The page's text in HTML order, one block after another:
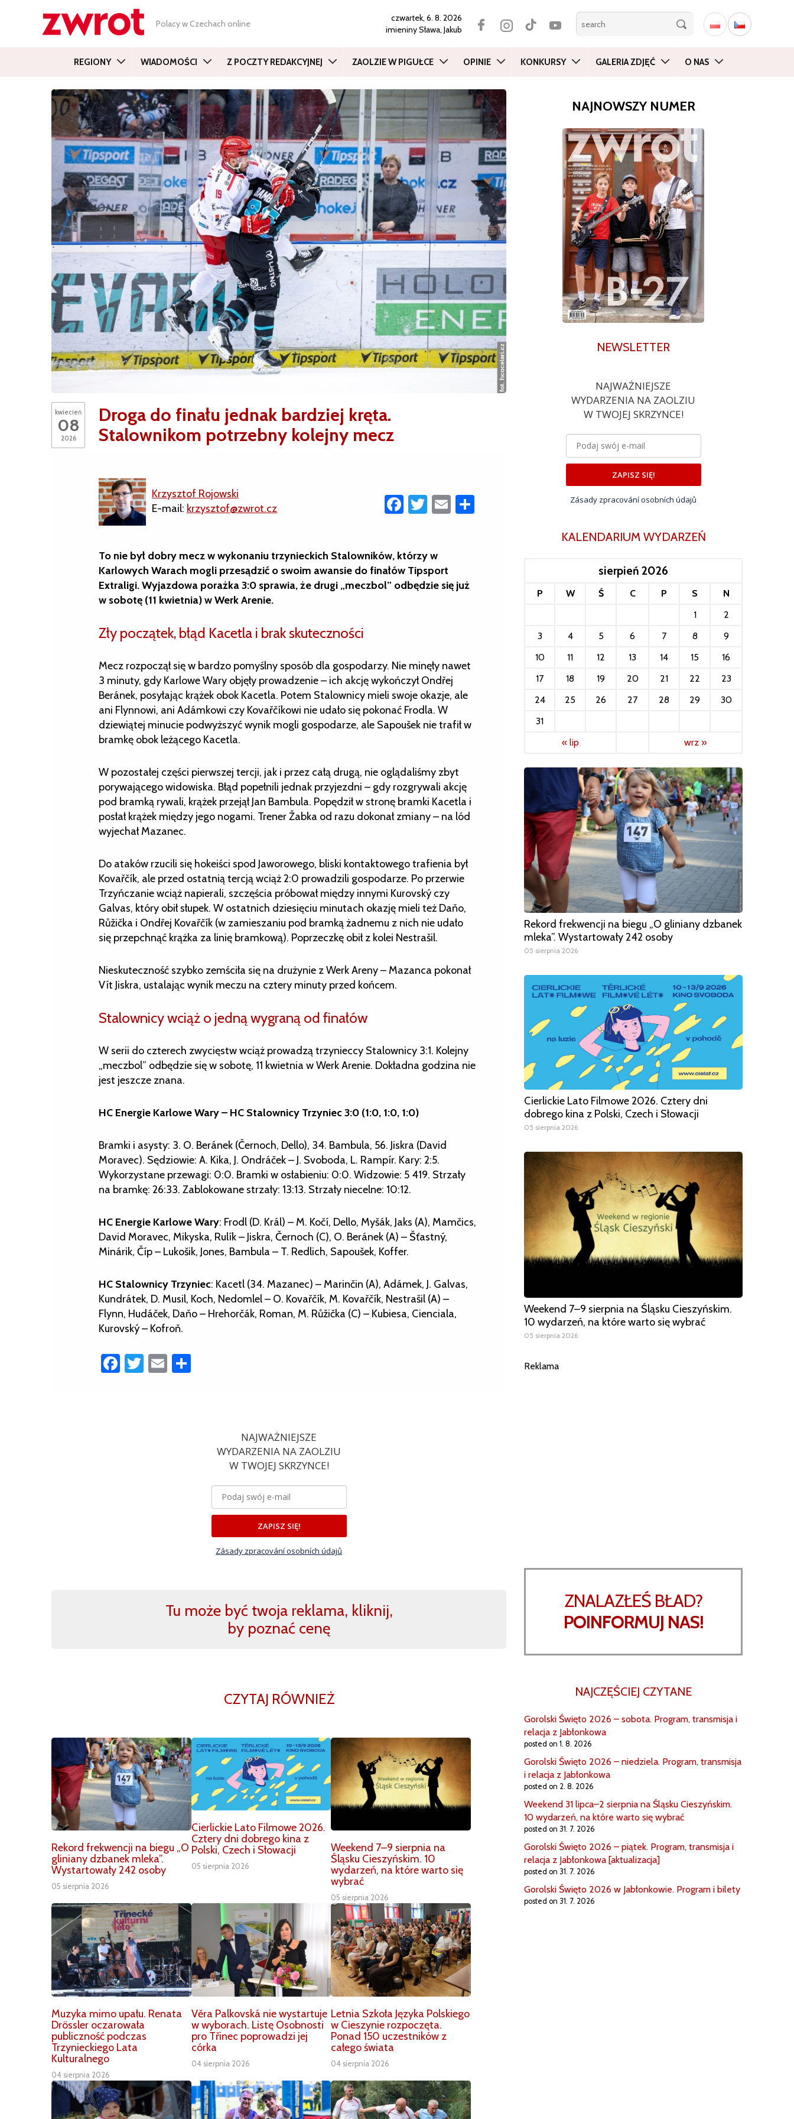
Polacy w Czechach online
czwartek, 6. 8. 2026
imieninySława, Jakub
REGIONY WIADOMOŚCI Z POCZTY REDAKCYJNEJ ZAOLZIE W PIGUŁCE OPINIE KONKURSY GALERIA ZDJĘĆ O NAS
kwiecień
08
2026
Droga do finału jednak bardziej kręta.
Stalownikom potrzebny kolejny mecz
Krzysztof Rojowski
E-mail: krzysztof@zwrot.cz Facebook
Twitter
Email
To nie był dobry mecz w wykonaniu trzynieckich Stalowników, którzy w
Karlowych Warach mogli przesądzić o swoim awansie do finałów Tipsport
Extraligi. Wyjazdowa porażka 3:0 sprawia, że drugi „meczbol” odbędzie się już
w sobotę (11 kwietnia) w Werk Arenie.
Zły początek, błąd Kacetla i brak skuteczności
Mecz rozpoczął się w bardzo pomyślny sposób dla gospodarzy. Nie minęły nawet
3 minuty, gdy Karlowe Wary objęły prowadzenie – ich akcję wykończył Ondřej
Beránek, posyłając krążek obok Kacetla. Potem Stalownicy mieli swoje okazje, ale
ani Flynnowi, ani Adámkowi czy Kovařčíkowi nie udało się pokonać Frodla. W
dziewiątej minucie podwyższyć wynik mogli gospodarze, ale Sapoušek nie trafił w
bramkę obok leżącego Kacetla.
W pozostałej części pierwszej tercji, jak i przez całą drugą, nie oglądaliśmy zbyt
porywającego widowiska. Błąd popełnili jednak przyjezdni – gdy rozgrywali akcję
pod bramką rywali, krążek przejął Jan Bambula. Popędził w stronę bramki Kacetla i
posłał krążek między jego nogami. Trener Žabka od razu dokonał zmiany – na lód
wyjechał Mazanec.
Do ataków rzucili się hokeiści spod Jaworowego, bliski kontaktowego trafienia był
Kovařčík, ale przed ostatnią tercją wciąż 2:0 prowadzili gospodarze. Po przerwie
Trzyńczanie wciąż napierali, szczęścia próbował między innymi Kurovský czy
Galvas, który obił słupek. W ostatnich dziesięciu minutach okazję mieli też Daňo,
Růžička i Ondřej Kovařčík (w zamieszaniu pod bramką żadnemu z nich nie udało
się przepchnąć krążka za linię bramkową). Poprzeczkę obił z kolei Nestrašil.
Nieskuteczność szybko zemściła się na drużynie z Werk Areny – Mazanca pokonał
Vít Jiskra, ustalając wynik meczu na cztery minuty przed końcem.
Stalownicy wciąż o jedną wygraną od finałów
W serii do czterech zwycięstw wciąż prowadzą trzynieccy Stalownicy 3:1. Kolejny
„meczbol” odbędzie się w sobotę, 11 kwietnia w Werk Arenie. Dokładna godzina nie
jest jeszcze znana.
HC Energie Karlowe Wary – HC Stalownicy Trzyniec 3:0 (1:0, 1:0, 1:0)
Bramki i asysty: 3. O. Beránek (Černoch, Dello), 34. Bambula, 56. Jiskra (David
Moravec). Sędziowie: A. Kika, J. Ondráček – J. Svoboda, L. Rampír. Kary: 2:5.
Wykorzystane przewagi: 0:0. Bramki w osłabieniu: 0:0. Widzowie: 5 419. Strzały
na bramkę: 26:33. Zablokowane strzały: 13:13. Strzały niecelne: 10:12.
HC Energie Karlowe Wary: Frodl (D. Král) – M. Kočí, Dello, Myšák, Jaks (A), Mamčics,
David Moravec, Mikyska, Rulík – Jiskra, Černoch (C), O. Beránek (A) – Šťastný,
Minárik, Číp – Lukošik, Jones, Bambula – T. Redlich, Sapoušek, Koffer.
HC Stalownicy Trzyniec: Kacetl (34. Mazanec) – Marinčin (A), Adámek, J. Galvas,
Kundrátek, D. Musil, Koch, Nedomlel – O. Kovařčík, M. Kovařčík, Nestrašil (A) –
Flynn, Hudáček, Daňo – Hrehorčák, Roman, M. Růžička (C) – Kubiesa, Cienciala,
Kurovský – Kofroň.
Facebook
Twitter
Email
NAJWAŻNIEJSZE
WYDARZENIA NA ZAOLZIU
W TWOJEJ SKRZYNCE!
ZAPISZ SIĘ!
Zásady zpracování osobních údajů
Tu może być twoja reklama, kliknij,
by poznać cenę
CZYTAJ RÓWNIEŻ
Rekord frekwencji na biegu „O
gliniany dzbanek mleka”.
Wystartowały 242 osoby
05 sierpnia 2026
Cierlickie Lato Filmowe 2026.
Cztery dni dobrego kina z
Polski, Czech i Słowacji
05 sierpnia 2026
Weekend 7–9 sierpnia na
Śląsku Cieszyńskim. 10
wydarzeń, na które warto się
wybrać
05 sierpnia 2026
Muzyka mimo upału. Renata
Drössler oczarowała
publiczność podczas
Trzynieckiego Lata
Kulturalnego
04 sierpnia 2026
Věra Palkovská nie wystartuje
w wyborach. Listę Osobnosti
pro Třinec poprowadzi jej
córka
04 sierpnia 2026
Letnia Szkoła Języka Polskiego
w Cieszynie rozpoczęta.
Ponad 150 uczestników z
całego świata
04 sierpnia 2026
NAJNOWSZY NUMER
NEWSLETTER
NAJWAŻNIEJSZE
WYDARZENIA NA ZAOLZIU
W TWOJEJ SKRZYNCE!
ZAPISZ SIĘ!
Zásady zpracování osobních údajů
KALENDARIUM WYDARZEŃ
sierpień 2026
P W Ś C P S
N
1
2
3
4 5 6 7 8
9
10
11 12 13 14 15
16
17
18 19 20 21 22
23
24
25 26 27 28 29
30
31
« lip
wrz »
Rekord frekwencji na biegu „O gliniany dzbanek
mleka”. Wystartowały 242 osoby
05 sierpnia 2026
Cierlickie Lato Filmowe 2026. Cztery dni
dobrego kina z Polski, Czech i Słowacji
05 sierpnia 2026
Weekend 7–9 sierpnia na Śląsku Cieszyńskim.
10 wydarzeń, na które warto się wybrać
05 sierpnia 2026
Reklama
ZNALAZŁEŚ BŁAD?
POINFORMUJ NAS!
NAJCZĘŚCIEJ CZYTANE
Gorolski Święto 2026 – sobota. Program, transmisja i
relacja z Jabłonkowa
posted on 1. 8. 2026
Gorolski Święto 2026 – niedziela. Program, transmisja
i relacja z Jabłonkowa
posted on 2. 8. 2026
Weekend 31 lipca–2 sierpnia na Śląsku Cieszyńskim.
10 wydarzeń, na które warto się wybrać
posted on 31. 7. 2026
Gorolski Święto 2026 – piątek. Program, transmisja i
relacja z Jabłonkowa [aktualizacja]
posted on 31. 7. 2026
Gorolski Święto 2026 w Jabłonkowie. Program i bilety
posted on 31. 7. 2026